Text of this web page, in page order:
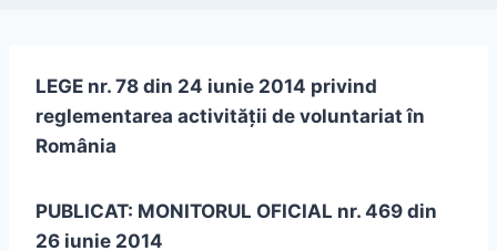
LEGE nr. 78 din 24 iunie 2014 privind
reglementarea activităţii de voluntariat în
România
PUBLICAT: MONITORUL OFICIAL nr. 469 din
26 iunie 2014